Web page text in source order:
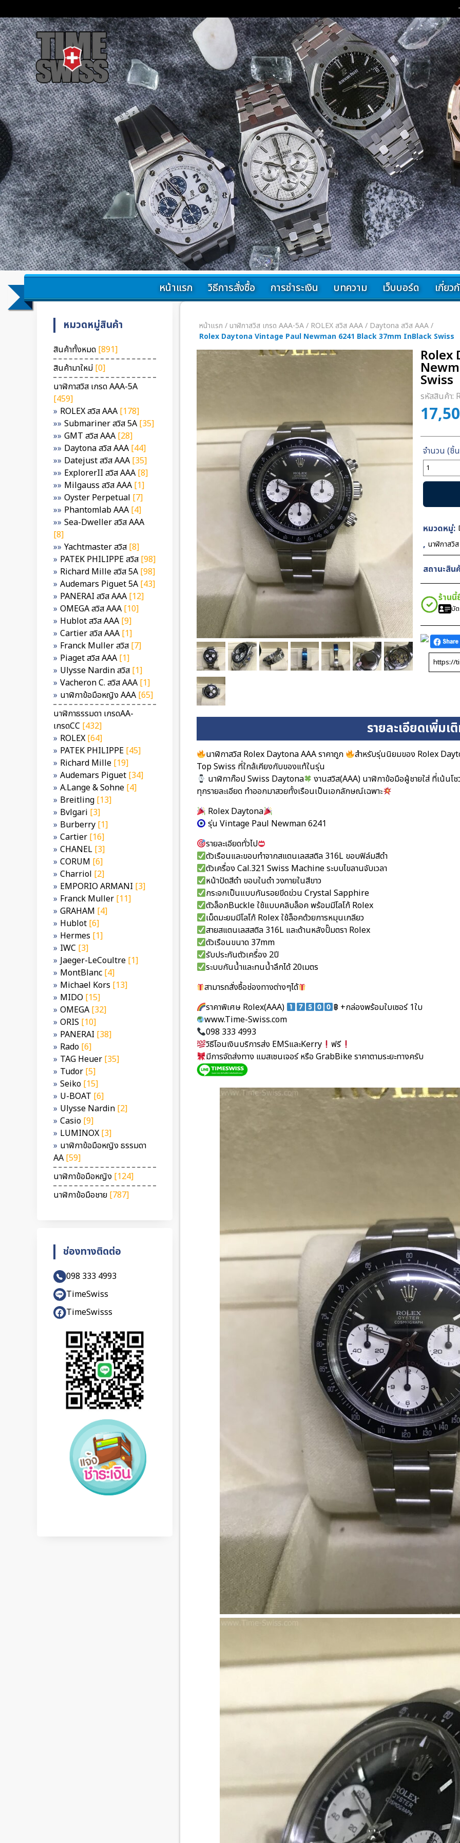
หน้าแรก วิธีการสั่งซื้อ การชำระเงิน บทความ เว็บบอร์ด เกี่ยว
หมวดหมู่สินค้า
สินค้าทั้งหมด [891]
สินค้ามาใหม่ [0]
นาฬิกาสวิส เกรด AAA-5A
[459]
ROLEX สวิส AAA [178]
Submariner สวิส 5A [35]
GMT สวิส AAA [28]
Daytona สวิส AAA [44]
Datejust สวิส AAA [35]
ExplorerII สวิส AAA [8]
Milgauss สวิส AAA [1]
Oyster Perpetual [7]
Phantomlab AAA [4]
Sea-Dweller สวิส AAA
[8]
Yachtmaster สวิส [8]
PATEK PHILIPPE สวิส [98]
Richard Mille สวิส 5A [98]
Audemars Piguet 5A [43]
PANERAI สวิส AAA [12]
OMEGA สวิส AAA [10]
Hublot สวิส AAA [9]
Cartier สวิส AAA [1]
Franck Muller สวิส [7]
Piaget สวิส AAA [1]
Ulysse Nardin สวิส [1]
Vacheron C. สวิส AAA [1]
นาฬิกาข้อมือหญิง AAA [65]
นาฬิกาธรรมดา เกรดAA-
เกรดCC [432]
ROLEX [64]
PATEK PHILIPPE [45]
Richard Mille [19]
Audemars Piguet [34]
A.Lange & Sohne [4]
Breitling [13]
Bvlgari [3]
Burberry [1]
Cartier [16]
CHANEL [3]
CORUM [6]
Charriol [2]
EMPORIO ARMANI [3]
Franck Muller [11]
GRAHAM [4]
Hublot [6]
Hermes [1]
IWC [3]
Jaeger-LeCoultre [1]
MontBlanc [4]
Michael Kors [13]
MIDO [15]
OMEGA [32]
ORIS [10]
PANERAI [38]
Rado [6]
TAG Heuer [35]
Tudor [5]
Seiko [15]
U-BOAT [6]
Ulysse Nardin [2]
Casio [9]
LUMINOX [3]
นาฬิกาข้อมือหญิง ธรรมดา
AA [59]
นาฬิกาข้อมือหญิง [124]
นาฬิกาข้อมือชาย [787]
ช่องทางติดต่อ
098 333 4993
TimeSwiss
TimeSwisss
หน้าแรก / นาฬิกาสวิส เกรด AAA-5A/ ROLEX สวิส AAA/ Daytona สวิส AAA/
Rolex Daytona Vintage Paul Newman 6241 Black 37mm InBlack Swiss
Rolex
Swiss
รหัสสินค้า:
จำนวน
Rolex
Daytona
Newman
Black
InBlack
Swiss
ชิ้น
หมวดหมู่:
, นาฬิกาสวิ
สถานะสิน
ร้าน
บัต
รายละเอียดเพิ่มเ
นาฬิกาสวิส Rolex Daytona AAA ราคาถูก
สำหรับรุ่นนิยมของ Rolex
Top Swiss ที่ใกล้เคียงกับของแท้ในรุ่น
นาฬิกาก๊อป Swiss Daytona
งานสวิส(AAA) นาฬิกาข้อมือผู้ชายใส่ ที่เน้นโ
ทุกรายละเอียด ทำออกมาสวยทั้งเรือนเป็นเอกลักษณ์เฉพาะ
Rolex Daytona
รุ่น Vintage Paul Newman 6241
รายละเอียดทั่วไป
ตัวเรือนและขอบทำจากสแตนเลสสติล 316L ขอบฟิล์มสีดำ
ตัวเครื่อง Cal.321 Swiss Machine ระบบไขลานจับเวลา
หน้าปัดสีดำ ขอบในดำ วงภายในสีขาว
กระจกเป็นแบบกันรอยขีดข่วน Crystal Sapphire
ตัวล็อกBuckle ใช้แบบคลิบล็อค พร้อมมีโลโก้ Rolex
เม็ดมะยมมีโลโก้ Rolex ใช้ล็อคด้วยการหมุนเกลียว
สายสแตนเลสสติล 316L และด้านหลังปั๊มตรา Rolex
ตัวเรือนขนาด 37mm
รับประกันตัวเครื่อง 2ปี
ระบบกันน้ำและทนน้ำลึกได้ 20เมตร
สามารถสั่งซื้อช่องทางต่างๆได้
ราคาพิเศษ Rolex(AAA)
฿ +กล่องพร้อมใบเซอร์ 1ใบ
www.Time-Swiss.com
098 333 4993
วิธีโอนเงินบริการส่ง EMSและKerry
ฟรี
มีการจัดส่งทาง แมสเซนเจอร์ หรือ GrabBike ราคาตามระยะทางครับ